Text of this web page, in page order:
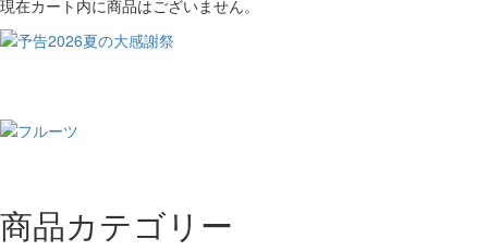
現在カート内に商品はございません。
商品カテゴリー